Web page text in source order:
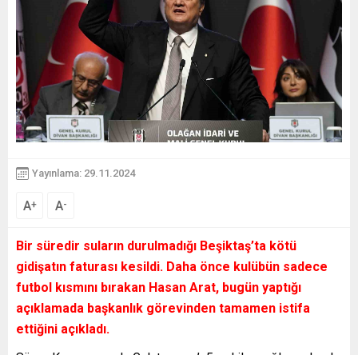
Yayınlama: 29.11.2024
A+ A-
Bir süredir suların durulmadığı Beşiktaş’ta kötü
gidişatın faturası kesildi. Daha önce kulübün sadece
futbol kısmını bırakan Hasan Arat, bugün yaptığı
açıklamada başkanlık görevinden tamamen istifa
ettiğini açıkladı.